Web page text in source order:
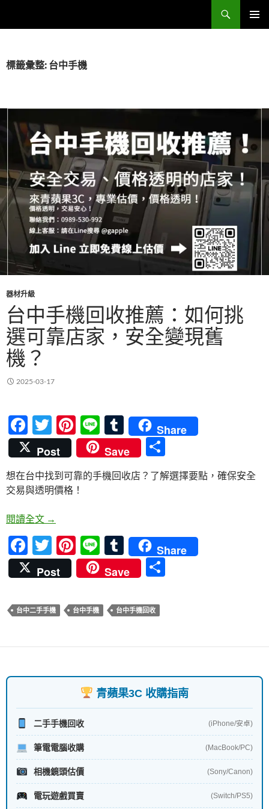
內標籤彙整: 台中手機
器材升級
台中手機回收推薦：如何挑
選可靠店家，安全變現舊
機？
2025-03-17
F
ac
e
b
o
o
k
T
w
itt
er
Pi
nt
er
es
t
Li
n
e
T
u
m
bl
Share
Post
Save
享
想在台中找到可靠的手機回收店？了解選擇要點，確保安全
交易與透明價格！
閱讀全文 台中手機回收推薦：如何挑選可靠店家，安全變現舊
→
F
ac
e
b
o
o
T
w
itt
er
Pi
nt
er
es
t
Li
n
e
T
u
m
bl
r
Share
Post
Save
台中二手手機 台中手機 台中手機回收
青蘋果3C 收購指南
二手手機回收 (iPhone/安卓)
筆電電腦收購 (MacBook/PC)
相機鏡頭估價 (Sony/Canon)
電玩遊戲買賣 (Switch/PS5)